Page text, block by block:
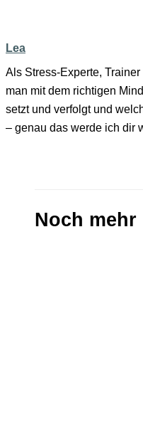
Lea
Als Stress-Experte,
man mit dem richtigen
setzt und verfolgt und
– genau das werde ich dir
Noch